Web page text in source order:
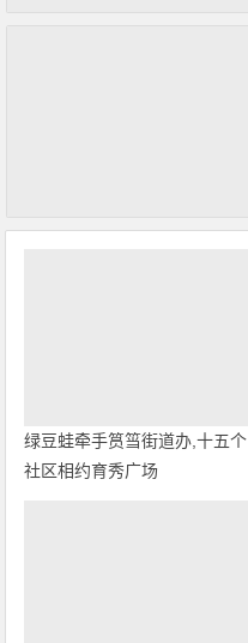
绿豆蛙牵手筼筜街道办,十五个
社区相约育秀广场